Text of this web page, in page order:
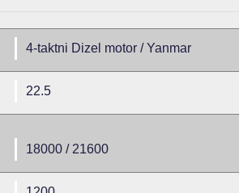
4-taktni Dizel motor / Yanmar
22.5
18000 / 21600